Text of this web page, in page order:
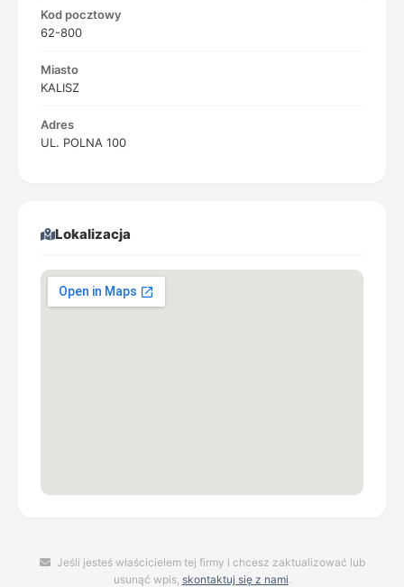
Kod pocztowy
62-800
Miasto
KALISZ
Adres
UL. POLNA 100
Lokalizacja
Jeśli jesteś właścicielem tej firmy i chcesz zaktualizować lub
usunąć wpis, skontaktuj się z nami.